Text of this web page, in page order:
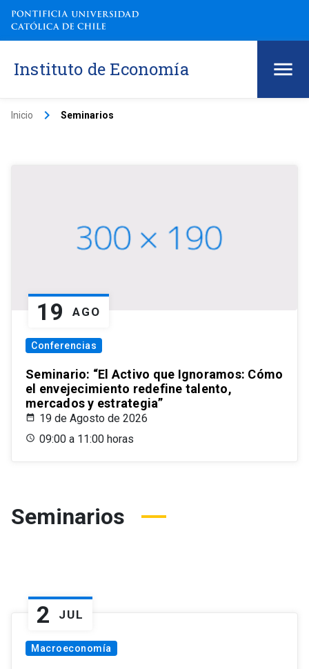
Instituto de Economía
Inicio keyboard_arrow_right Seminarios
19 AGO
Conferencias
Seminario: “El Activo que Ignoramos: Cómo
el envejecimiento redefine talento,
mercados y estrategia”
19 de Agosto de 2026
09:00 a 11:00 horas
Seminarios
2 JUL
Macroeconomía